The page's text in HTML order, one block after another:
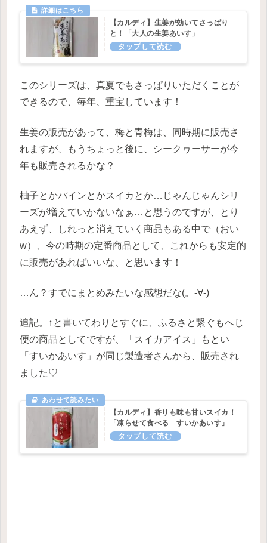
【カルディ】生姜が効いてさっぱり
と！「大人の生姜あいす」
このシリーズは、真夏でもさっぱりいただくことが
できるので、毎年、重宝しています！
生姜の販売があって、梅と青梅は、同時期に販売さ
れますが、もうちょっと後に、シークヮーサーが今
年も販売されるかな？
柚子とかパインとかスイカとか…じゃんじゃんシリ
ーズが増えていかないなぁ…と思うのですが、とり
あえず、しれっと消えていく商品もある中で（おい
w）、今の時期の定番商品として、これからも安定的
に販売があればいいな、と思います！
…ん？すでにまとめみたいな感想だな(。-∀-)
追記。↑と書いてわりとすぐに、ふるさと繋ぐもへじ
便の商品としてですが、「スイカアイス」もとい
「すいかあいす」が同じ製造者さんから、販売され
ました♡
【カルディ】香りも味も甘いスイカ！
「凍らせて食べる すいかあいす」